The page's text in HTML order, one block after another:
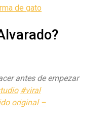
de gato
antes de empezar
#viral
original –